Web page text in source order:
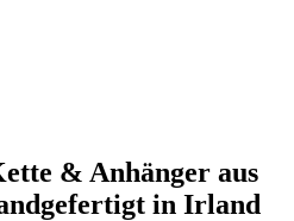
& Anhänger aus
in Irland